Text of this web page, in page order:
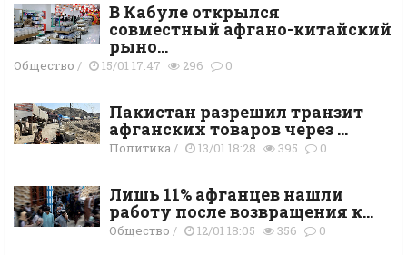
В Кабуле открылся
совместный афгано-китайский
рыно...
Общество / 15/01 17:47 296 0
Пакистан разрешил транзит
афганских товаров через ...
Политика/ 13/01 18:28 395 0
Лишь 11% афганцев нашли
работу после возвращения к...
Общество / 12/01 18:05 356 0